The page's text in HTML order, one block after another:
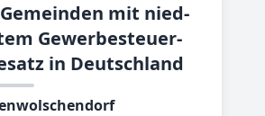
mit nied­
Ge­wer­be­steu­er­
in Deutsch­land